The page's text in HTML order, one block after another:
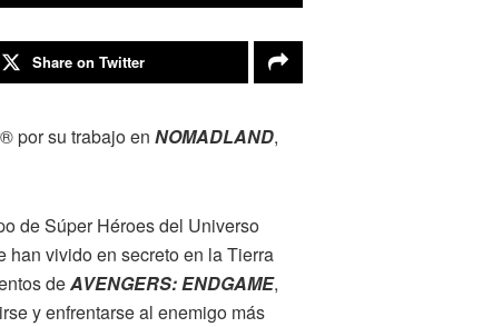
Share on Twitter
por su trabajo en NOMADLAND,
de Súper Héroes del Universo
han vivido en secreto en la Tierra
deAVENGERS: ENDGAME,
y enfrentarse al enemigo más